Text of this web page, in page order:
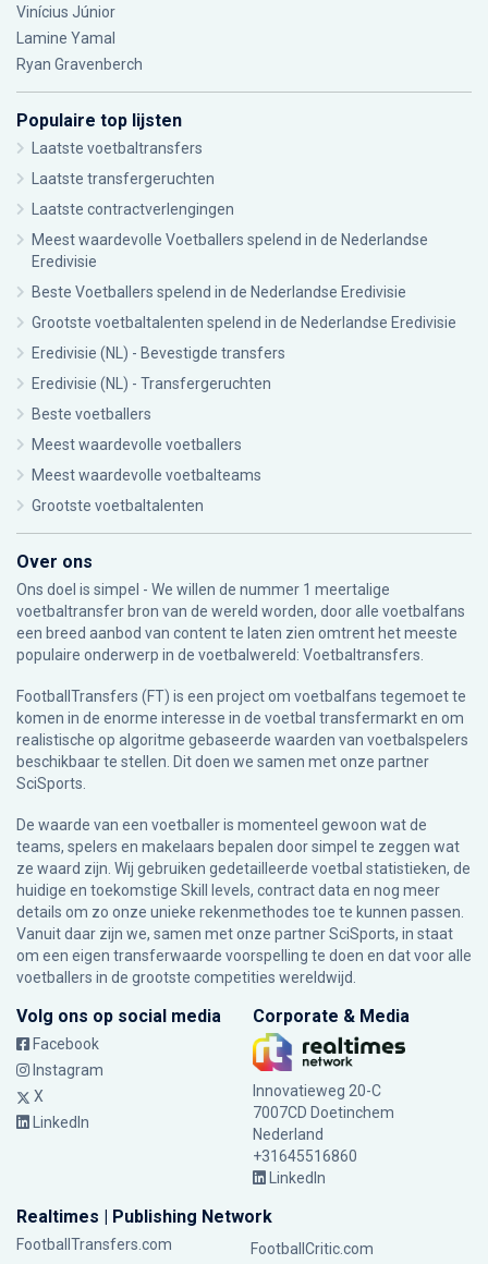
Vinícius Júnior
Lamine Yamal
Ryan Gravenberch
Populaire top lijsten
Laatste voetbaltransfers
Laatste transfergeruchten
Laatste contractverlengingen
Meest waardevolle Voetballers spelend in de Nederlandse
Eredivisie
Beste Voetballers spelend in de Nederlandse Eredivisie
Grootste voetbaltalenten spelend in de Nederlandse Eredivisie
Eredivisie (NL) - Bevestigde transfers
Eredivisie (NL) - Transfergeruchten
Beste voetballers
Meest waardevolle voetballers
Meest waardevolle voetbalteams
Grootste voetbaltalenten
Over ons
Ons doel is simpel - We willen de nummer 1 meertalige
voetbaltransfer bron van de wereld worden, door alle voetbalfans
een breed aanbod van content te laten zien omtrent het meeste
populaire onderwerp in de voetbalwereld: Voetbaltransfers.
FootballTransfers (FT) is een project om voetbalfans tegemoet te
komen in de enorme interesse in de voetbal transfermarkt en om
realistische op algoritme gebaseerde waarden van voetbalspelers
beschikbaar te stellen. Dit doen we samen met onze partner
SciSports
De waarde van een voetballer is momenteel gewoon wat de
teams, spelers en makelaars bepalen door simpel te zeggen wat
ze waard zijn. Wij gebruiken gedetailleerde voetbal statistieken, de
huidige en toekomstige Skill levels, contract data en nog meer
details om zo onze unieke rekenmethodes toe te kunnen passen.
Vanuit daar zijn we, samen met onze partner SciSports, in staat
om een eigen transferwaarde voorspelling te doen en dat voor alle
voetballers in de grootste competities wereldwijd.
Volg ons op social media
Facebook
Instagram
X
LinkedIn
Corporate & Media
Innovatieweg 20-C
7007CD Doetinchem
Nederland
+31645516860
LinkedIn
Realtimes | Publishing Network
FootballTransfers.com FootballCritic.com